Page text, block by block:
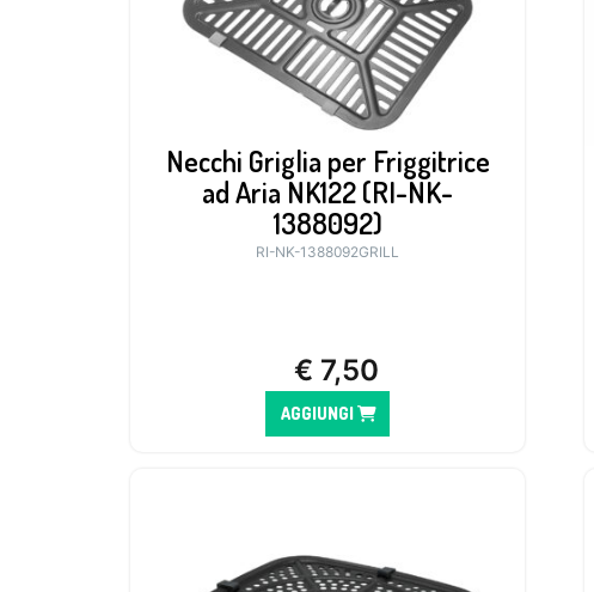
Necchi Griglia per Friggitrice
ad Aria NK122 (RI-NK-
1388092)
RI-NK-1388092GRILL
€ 7,50
AGGIUNGI